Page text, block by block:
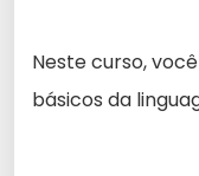
Neste curso,
básicos da